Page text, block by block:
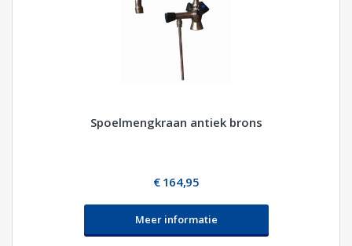
Spoelmengkraan antiek brons
€ 164,95
Meer informatie